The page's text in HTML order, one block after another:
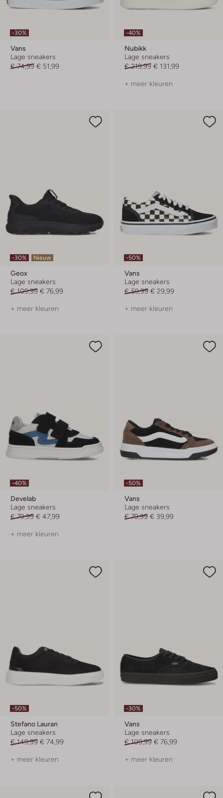
-30%
Vans
Lage sneakers
€ 74,99 € 51,99
-40%
Nubikk
Lage sneakers
€ 219,99 € 131,99
+ meer kleuren
-30% Nieuw
Geox
Lage sneakers
€ 109,99 € 76,99
+ meer kleuren
-50%
Vans
Lage sneakers
€ 59,99 € 29,99
+ meer kleuren
-40%
Develab
Lage sneakers
€ 79,99 € 47,99
+ meer kleuren
-50%
Vans
Lage sneakers
€ 79,99 € 39,99
-50%
Stefano Lauran
Lage sneakers
€ 149,99 € 74,99
+ meer kleuren
-30%
Vans
Lage sneakers
€ 109,99 € 76,99
+ meer kleuren